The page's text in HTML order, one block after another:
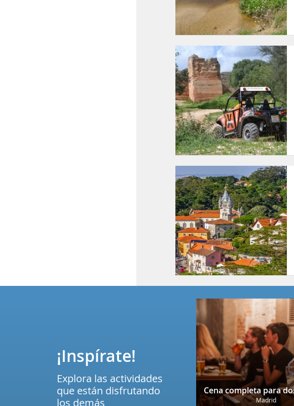
Madrid
¡Inspírate!
Explora las actividades
que están disfrutando
los demás